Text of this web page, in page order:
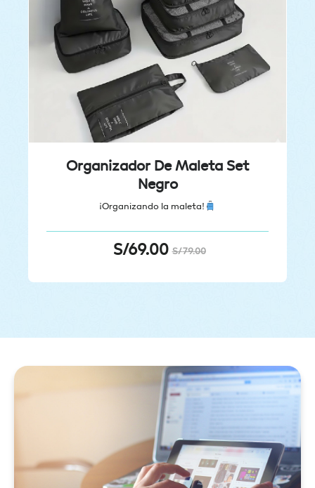
Organizador De Maleta Set
Negro
¡Organizando la maleta!
S/79.00
S/69.00